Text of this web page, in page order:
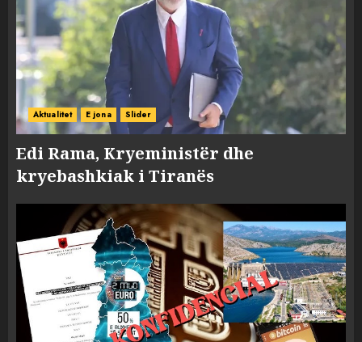
Aktualitet E jona Slider
Edi Rama, Kryeministër dhe
kryebashkiak i Tiranës